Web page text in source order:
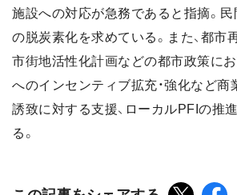
施設への対応が急務であると指摘。
の脱炭素化を求めている。また、都市
市街地活性化計画などの都市政策に
へのインセンティブ拡充・強化など商
誘致に対する支援、ローカルPFIの推
る。